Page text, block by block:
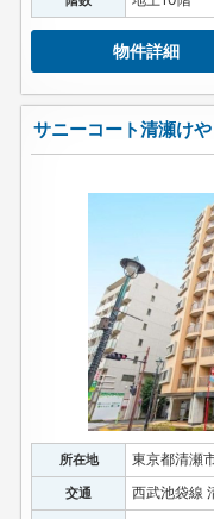
物件詳細
サニーコート清瀬けや
所在地 東京都清瀬
交通 西武池袋線